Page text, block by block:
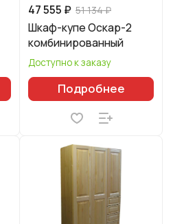
47 555 ₽ 51 134 ₽
Шкаф-купе Оскар-2
комбинированный
Доступно к заказу
Подробнее